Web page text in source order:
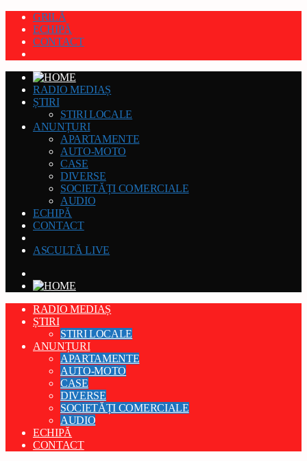
GRILĂ
ECHIPĂ
CONTACT
RADIO MEDIAȘ
ȘTIRI
STIRI LOCALE
ANUNȚURI
APARTAMENTE
AUTO-MOTO
CASE
DIVERSE
SOCIETĂȚI COMERCIALE
AUDIO
ECHIPĂ
CONTACT
ASCULTĂ LIVE
RADIO MEDIAȘ
ȘTIRI
STIRI LOCALE
ANUNȚURI
APARTAMENTE
AUTO-MOTO
CASE
DIVERSE
SOCIETĂȚI COMERCIALE
AUDIO
ECHIPĂ
CONTACT